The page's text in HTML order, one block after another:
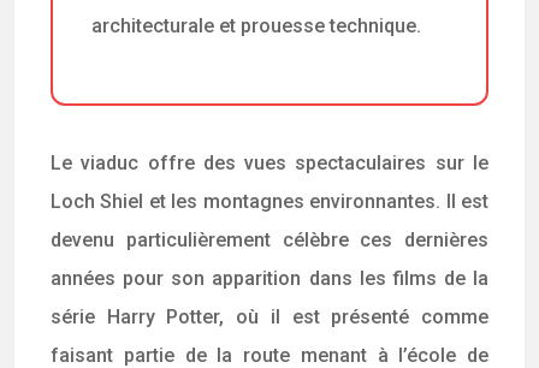
architecturale et prouesse technique.
Le viaduc offre des vues spectaculaires sur le
Loch Shiel et les montagnes environnantes. Il est
devenu particulièrement célèbre ces dernières
années pour son apparition dans les films de la
série Harry Potter, où il est présenté comme
faisant partie de la route menant à l’école de